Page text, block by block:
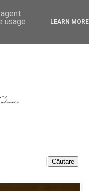
usage
LEARN MORE